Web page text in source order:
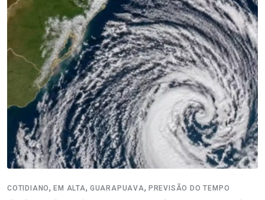
COTIDIANO,EM ALTA, GUARAPUAVA, PREVISÃO DO TEMPO